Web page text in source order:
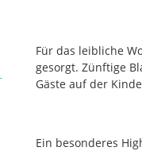
Für das leibliche
gesorgt. Zünftige
Gäste auf der
Ein besonderes